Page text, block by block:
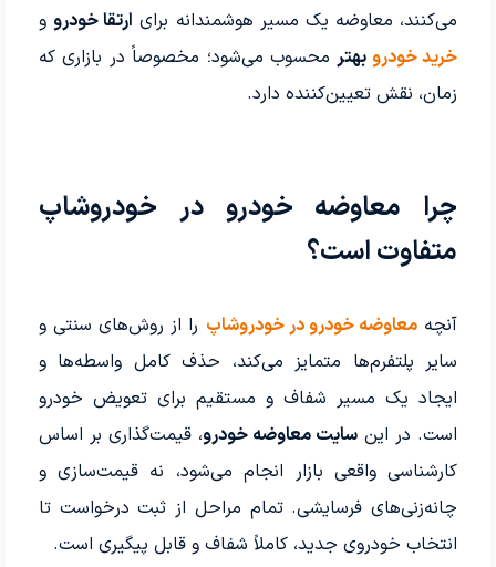
می‌کنند، معاوضه یک مسیر هوشمندانه برای ارتقا خودرو و
خرید خودرو بهترمحسوب می‌شود؛ مخصوصاً در بازاری که
زمان، نقش تعیین‌کننده دارد.
چرا معاوضه خودرو در خودروشاپ
متفاوت است؟
آنچه معاوضه خودرو در خودروشاپ را از روش‌های سنتی و
سایر پلتفرم‌ها متمایز می‌کند، حذف کامل واسطه‌ها و
ایجاد یک مسیر شفاف و مستقیم برای تعویض خودرو
است. در این سایت معاوضه خودرو، قیمت‌گذاری بر اساس
کارشناسی واقعی بازار انجام می‌شود، نه قیمت‌سازی و
چانه‌زنی‌های فرسایشی. تمام مراحل از ثبت درخواست تا
انتخاب خودروی جدید، کاملاً شفاف و قابل پیگیری است.